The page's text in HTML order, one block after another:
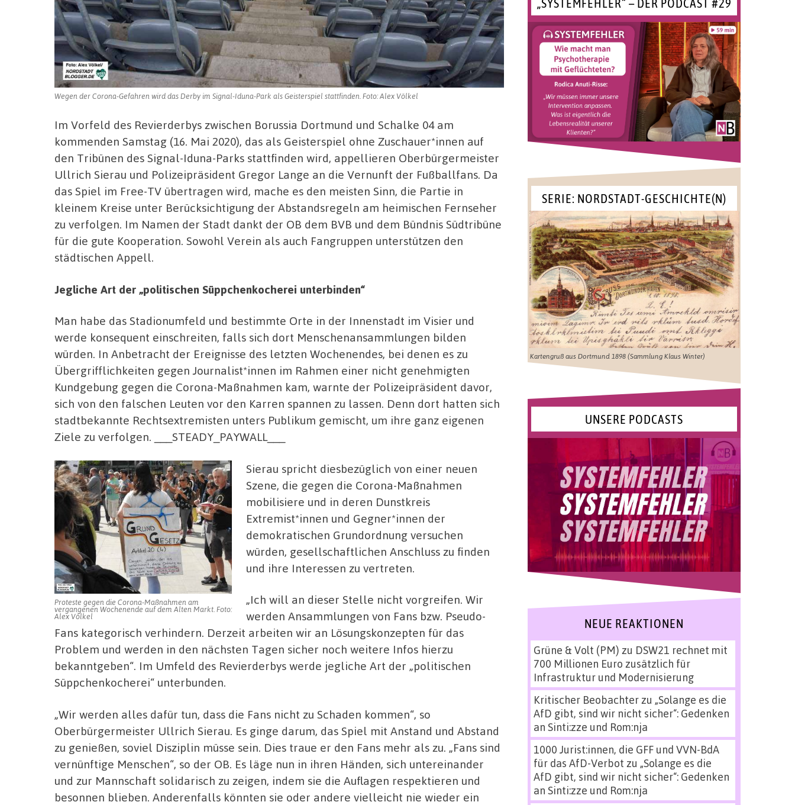
Wegen der Corona-Gefahren wird das Derby im Signal-Iduna-Park als Geisterspiel stattfinden. Foto: Alex Völkel
Im Vorfeld des Revierderbys zwischen Borussia Dortmund und Schalke 04 am
kommenden Samstag (16. Mai 2020), das als Geisterspiel ohne Zuschauer*innen auf
den Tribünen des Signal-Iduna-Parks stattfinden wird, appellieren Oberbürgermeister
Ullrich Sierau und Polizeipräsident Gregor Lange an die Vernunft der Fußballfans. Da
das Spiel im Free-TV übertragen wird, mache es den meisten Sinn, die Partie in
kleinem Kreise unter Berücksichtigung der Abstandsregeln am heimischen Fernseher
zu verfolgen. Im Namen der Stadt dankt der OB dem BVB und dem Bündnis Südtribüne
für die gute Kooperation. Sowohl Verein als auch Fangruppen unterstützen den
städtischen Appell.
Jegliche Art der „politischen Süppchenkocherei unterbinden“
Man habe das Stadionumfeld und bestimmte Orte in der Innenstadt im Visier und
werde konsequent einschreiten, falls sich dort Menschenansammlungen bilden
würden. In Anbetracht der Ereignisse des letzten Wochenendes, bei denen es zu
Übergrifflichkeiten gegen Journalist*innen im Rahmen einer nicht genehmigten
Kundgebung gegen die Corona-Maßnahmen kam, warnte der Polizeipräsident davor,
sich von den falschen Leuten vor den Karren spannen zu lassen. Denn dort hatten sich
stadtbekannte Rechtsextremisten unters Publikum gemischt, um ihre ganz eigenen
Ziele zu verfolgen. ___STEADY_PAYWALL___
Proteste gegen die Corona-Maßnahmen am
vergangenen Wochenende auf dem Alten Markt. Foto:
Alex Völkel
Sierau spricht diesbezüglich von einer neuen
Szene, die gegen die Corona-Maßnahmen
mobilisiere und in deren Dunstkreis
Extremist*innen und Gegner*innen der
demokratischen Grundordnung versuchen
würden, gesellschaftlichen Anschluss zu finden
und ihre Interessen zu vertreten.
„Ich will an dieser Stelle nicht vorgreifen. Wir
werden Ansammlungen von Fans bzw. Pseudo-
Fans kategorisch verhindern. Derzeit arbeiten wir an Lösungskonzepten für das
Problem und werden in den nächsten Tagen sicher noch weitere Infos hierzu
bekanntgeben“. Im Umfeld des Revierderbys werde jegliche Art der „politischen
Süppchenkocherei“ unterbunden.
„Wir werden alles dafür tun, dass die Fans nicht zu Schaden kommen“, so
Oberbürgermeister Ullrich Sierau. Es ginge darum, das Spiel mit Anstand und Abstand
zu genießen, soviel Disziplin müsse sein. Dies traue er den Fans mehr als zu. „Fans sind
vernünftige Menschen“, so der OB. Es läge nun in ihren Händen, sich untereinander
und zur Mannschaft solidarisch zu zeigen, indem sie die Auflagen respektieren und
besonnen blieben. Anderenfalls könnten sie oder andere vielleicht nie wieder ein
„SYSTEMFEHLER“ – DER PODCAST #29
SERIE: NORDSTADT-GESCHICHTE(N)
Kartengruß aus Dortmund 1898 (Sammlung Klaus Winter)
UNSERE PODCASTS
NEUE REAKTIONEN
Grüne & Volt (PM) zu DSW21 rechnet mit
700 Millionen Euro zusätzlich für
Infrastruktur und Modernisierung
Kritischer Beobachterzu „Solange es die
AfD gibt, sind wir nicht sicher“: Gedenken
an Sinti:zze und Rom:nja
1000 Jurist:innen, die GFF und VVN-BdA
für das AfD-Verbot zu „Solange es die
AfD gibt, sind wir nicht sicher“: Gedenken
an Sinti:zze und Rom:nja